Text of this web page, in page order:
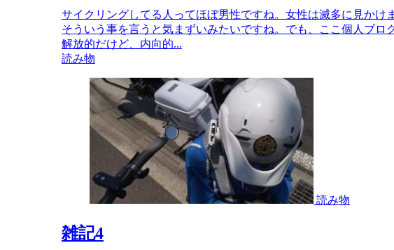
サイクリングしてる人ってほぼ男性ですね。女性は滅多に見かけ
そういう事を言うと気まずいみたいですね。でも、ここ個人ブ
解放的だけど、内向的...
読み物
読み物
雑記4